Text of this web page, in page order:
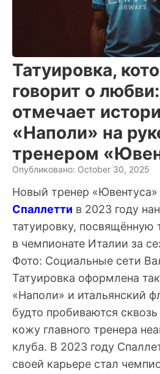
Татуировка,
говорит о
отмечает
«Наполи» на
тренером
Опубликовано: October 30, 2025
Новый тренер «Ювентуса»
Спаллетти в 2023 году
татуировку, посвящённую
в чемпионате Италии за
Фото: Социальные сети
Татуировка оформлена
«Наполи» и итальянский
будто пробиваются
кожу главного тренера
клуба. В 2023 году
своей карьере стал